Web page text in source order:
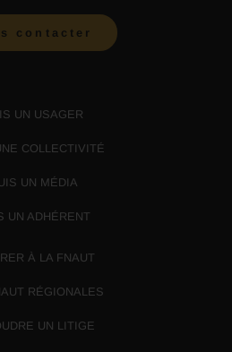
contacter
UN USAGER
COLLECTIVITÉ
UN MÉDIA
UN ADHÉRENT
À LA FNAUT
RÉGIONALES
UN LITIGE